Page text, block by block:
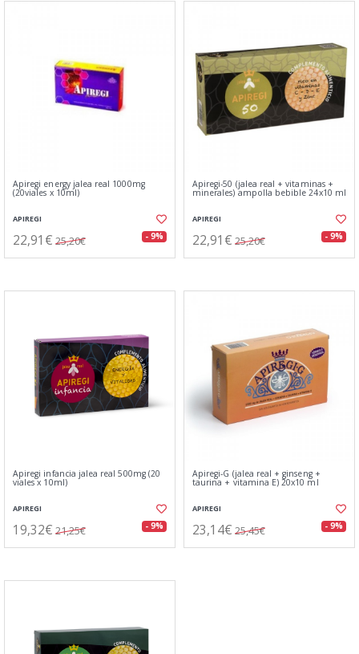
Apiregi energy jalea real 1000mg
(20viales x 10ml)
APIREGI
22,91€ 25,20€ - 9%
Apiregi-50 (jalea real + vitaminas +
minerales) ampolla bebible 24x10 ml
APIREGI
22,91€ 25,20€ - 9%
Apiregi infancia jalea real 500mg (20
viales x 10ml)
APIREGI
19,32€ 21,25€ - 9%
Apiregi-G (jalea real + ginseng +
taurina + vitamina E) 20x10 ml
APIREGI
23,14€ 25,45€ - 9%